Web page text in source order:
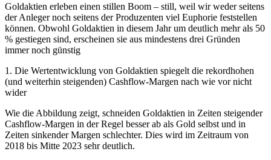
Goldaktien erleben einen stillen Boom – still, weil wir weder seitens
der Anleger noch seitens der Produzenten viel Euphorie feststellen
können. Obwohl Goldaktien in diesem Jahr um deutlich mehr als 50
% gestiegen sind, erscheinen sie aus mindestens drei Gründen
immer noch günstig
1. Die Wertentwicklung von Goldaktien spiegelt die rekordhohen
(und weiterhin steigenden) Cashflow-Margen nach wie vor nicht
wider
Wie die Abbildung zeigt, schneiden Goldaktien in Zeiten steigender
Cashflow-Margen in der Regel besser ab als Gold selbst und in
Zeiten sinkender Margen schlechter. Dies wird im Zeitraum von
2018 bis Mitte 2023 sehr deutlich.